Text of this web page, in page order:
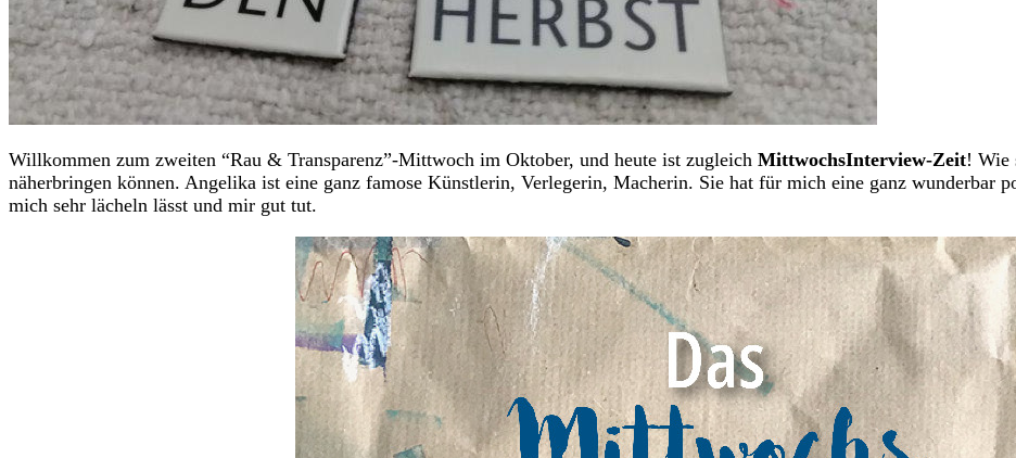
Willkommen zum zweiten “Rau & Transparenz”-Mittwoch im Oktober, und heute ist zugleich MittwochsInterview-Zeit! Wie
näherbringen können. Angelika ist eine ganz famose Künstlerin, Verlegerin, Macherin. Sie hat für mich eine ganz
mich sehr lächeln lässt und mir gut tut.